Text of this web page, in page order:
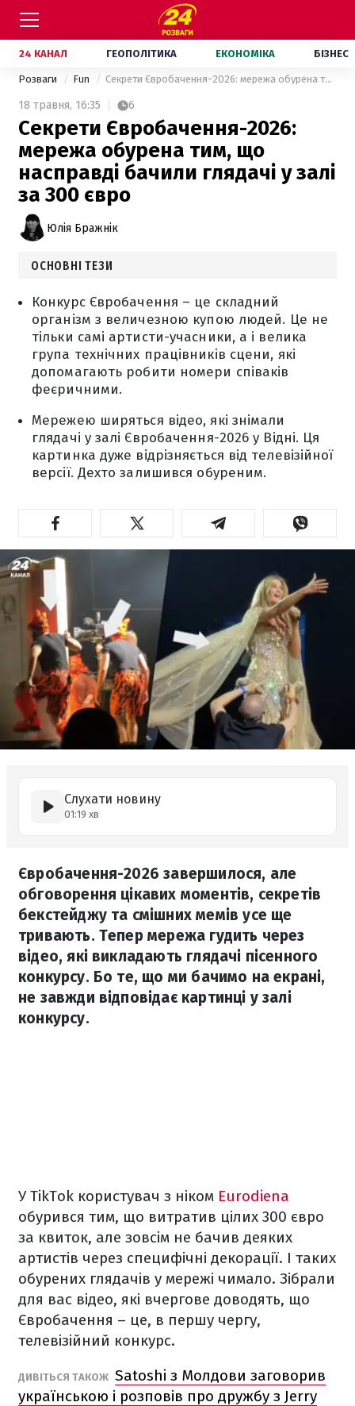
24 КАНАЛ ГЕОПОЛІТИКА ЕКОНОМІКА БІЗНЕС
Розваги Fun Секрети Євробачення-2026: мережа обурена тим, що насправді бачили глядачі у залі за 300 євро
18 травня, 16:35 6
Секрети Євробачення-2026:
мережа обурена тим, що
насправді бачили глядачі у залі
за 300 євро
Юлія Бражнік
ОСНОВНІ ТЕЗИ
Конкурс Євробачення – це складний
організм з величезною купою людей. Це не
тільки самі артисти-учасники, а і велика
група технічних працівників сцени, які
допомагають робити номери співаків
феєричними.
Мережею ширяться відео, які знімали
глядачі у залі Євробачення-2026 у Відні. Ця
картинка дуже відрізняється від телевізійної
версії. Дехто залишився обуреним.
Слухати новину
01:19 хв
Євробачення-2026 завершилося, але
обговорення цікавих моментів, секретів
бекстейджу та смішних мемів усе ще
тривають. Тепер мережа гудить через
відео, які викладають глядачі пісенного
конкурсу. Бо те, що ми бачимо на екрані,
не завжди відповідає картинці у залі
конкурсу.
У TikTok користувач з ніком Eurodiena
обурився тим, що витратив цілих 300 євро
за квиток, але зовсім не бачив деяких
артистів через специфічні декорації. І таких
обурених глядачів у мережі чимало. Зібрали
для вас відео, які вчергове доводять, що
Євробачення – це, в першу чергу,
телевізійний конкурс.
ДИВІТЬСЯ ТАКОЖ Satoshi з Молдови заговорив
українською і розповів про дружбу з Jerry